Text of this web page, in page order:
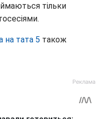
тільки
на тата 5 також